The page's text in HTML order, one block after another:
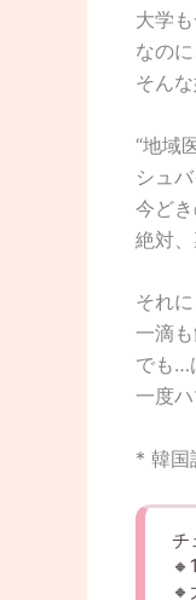
大学
なの
そん
“地域
シュ
今ど
絶対、
それ
一滴
でも…
一度
* 韓国
チ
🔸